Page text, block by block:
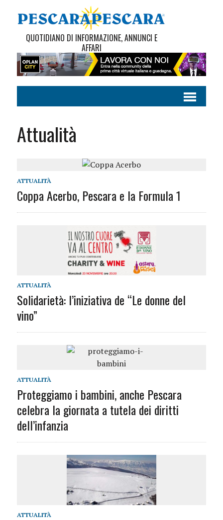
QUOTIDIANO DI INFORMAZIONE, ANNUNCI E
AFFARI
Attualità
ATTUALITÀ
Coppa Acerbo, Pescara e la Formula 1
ATTUALITÀ
Solidarietà: l’iniziativa de “Le donne del
vino”
ATTUALITÀ
Proteggiamo i bambini, anche Pescara
celebra la giornata a tutela dei diritti
dell’infanzia
ATTUALITÀ